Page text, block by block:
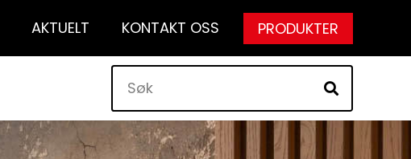
AKTUELT KONTAKT OSS PRODUKTER